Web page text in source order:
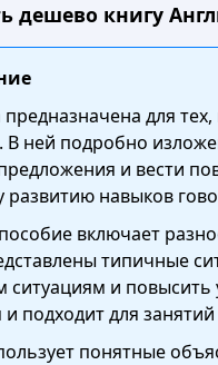
дешево книгу
предназначена для
ней подробно
и вести
развитию навыков
включает
типичные
и повысить
подходит для занятий
понятные